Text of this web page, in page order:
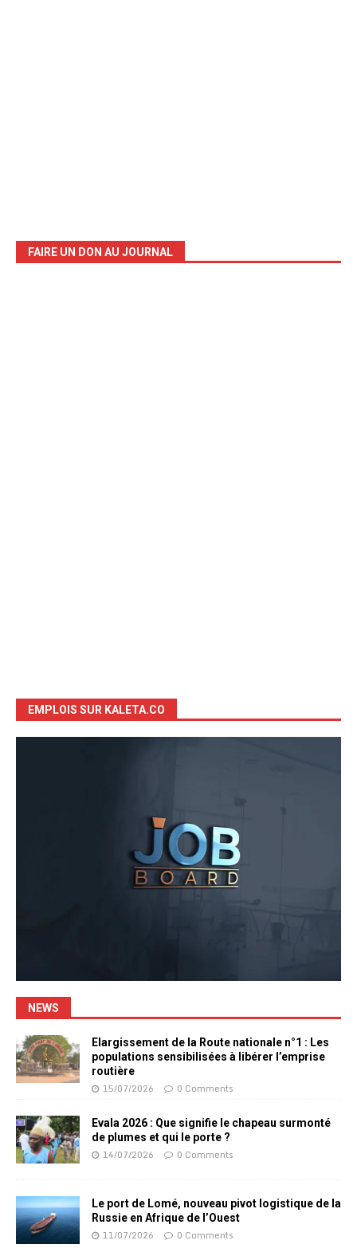
FAIRE UN DON AU JOURNAL
EMPLOIS SUR KALETA.CO
NEWS
Elargissement de la Route nationale n°1 : Les
populations sensibilisées à libérer l’emprise
routière
15/07/2026 0 Comments
Evala 2026 : Que signifie le chapeau surmonté
de plumes et qui le porte ?
14/07/2026 0 Comments
Le port de Lomé, nouveau pivot logistique de la
Russie en Afrique de l’Ouest
11/07/2026 0 Comments